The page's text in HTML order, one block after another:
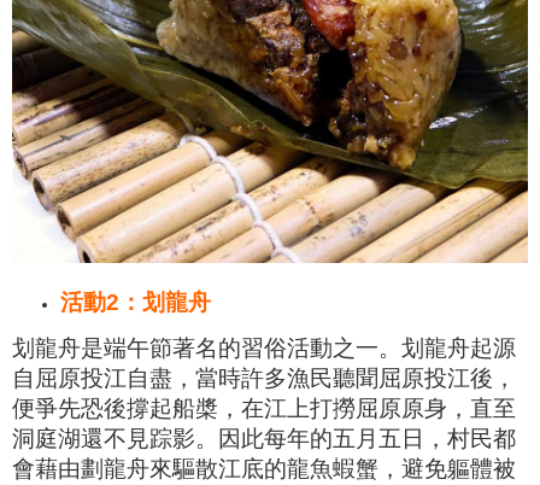
活動2：划龍舟
划龍舟是端午節著名的習俗活動之一。划龍舟起源
自屈原投江自盡，當時許多漁民聽聞屈原投江後，
便爭先恐後撐起船槳，在江上打撈屈原原身，直至
洞庭湖還不見踪影。因此每年的五月五日，村民都
會藉由劃龍舟來驅散江底的龍魚蝦蟹，避免軀體被